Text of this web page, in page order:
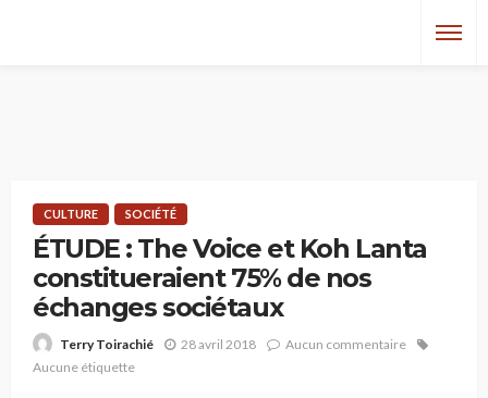
CULTURE SOCIÉTÉ
ÉTUDE : The Voice et Koh Lanta
constitueraient 75% de nos
échanges sociétaux
Terry Toirachié 28 avril 2018
Aucun commentaire
Aucune étiquette